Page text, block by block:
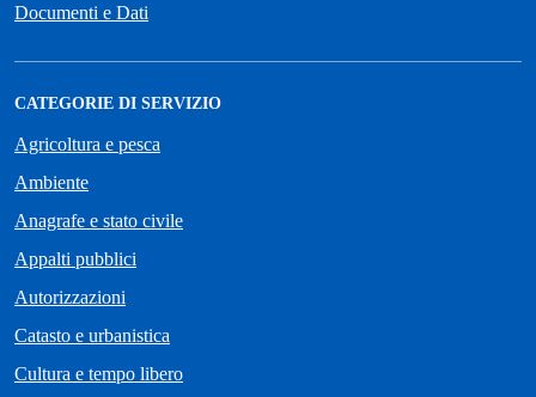
Documenti e Dati
CATEGORIE DI SERVIZIO
Agricoltura e pesca
Ambiente
Anagrafe e stato civile
Appalti pubblici
Autorizzazioni
Catasto e urbanistica
Cultura e tempo libero